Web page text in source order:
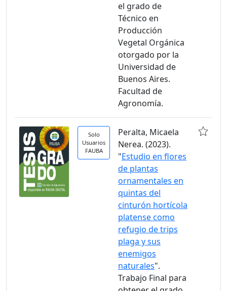
el grado de
Técnico en
Producción
Vegetal Orgánica
otorgado por la
Universidad de
Buenos Aires.
Facultad de
Agronomía.
Solo
Usuarios
FAUBA
Peralta, Micaela
Nerea. (2023).
"Estudio en flores
de plantas
ornamentales en
quintas del
cinturón hortícola
platense como
refugio de trips
plaga y sus
enemigos
naturales".
Trabajo Final para